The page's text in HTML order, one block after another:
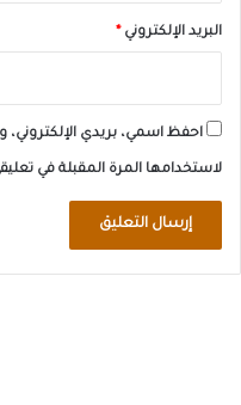
البريد الإلكتروني*
احفظ اسمي، بريدي الإلكتروني،
لاستخدامها المرة المقبلة في